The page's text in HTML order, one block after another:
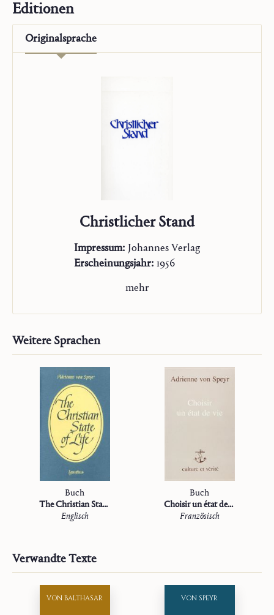
Editionen
Originalsprache
Christlicher Stand
Impressum: Johannes Verlag
Erscheinungsjahr: 1956
mehr
Weitere Sprachen
Buch
The Christian State of Life
Englisch
Buch
Choisir un état de vie
Französisch
Verwandte Texte
VON BALTHASAR VON SPEYR